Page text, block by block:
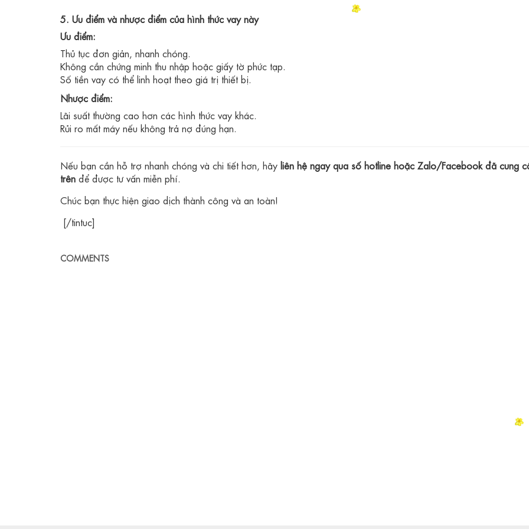
5. Ưu điểm và nhược điểm của hình thức vay này
Ưu điểm:
Thủ tục đơn giản, nhanh chóng.
Không cần chứng minh thu nhập hoặc giấy tờ phức tạp.
Số tiền vay có thể linh hoạt theo giá trị thiết bị.
Nhược điểm:
Lãi suất thường cao hơn các hình thức vay khác.
Rủi ro mất máy nếu không trả nợ đúng hạn.
Nếu bạn cần hỗ trợ nhanh chóng và chi tiết hơn, hãy liên hệ ngay qua số hotline hoặc Zalo/Facebook đã cung
trên để được tư vấn miễn phí.
Chúc bạn thực hiện giao dịch thành công và an toàn!
[/tintuc]
COMMENTS